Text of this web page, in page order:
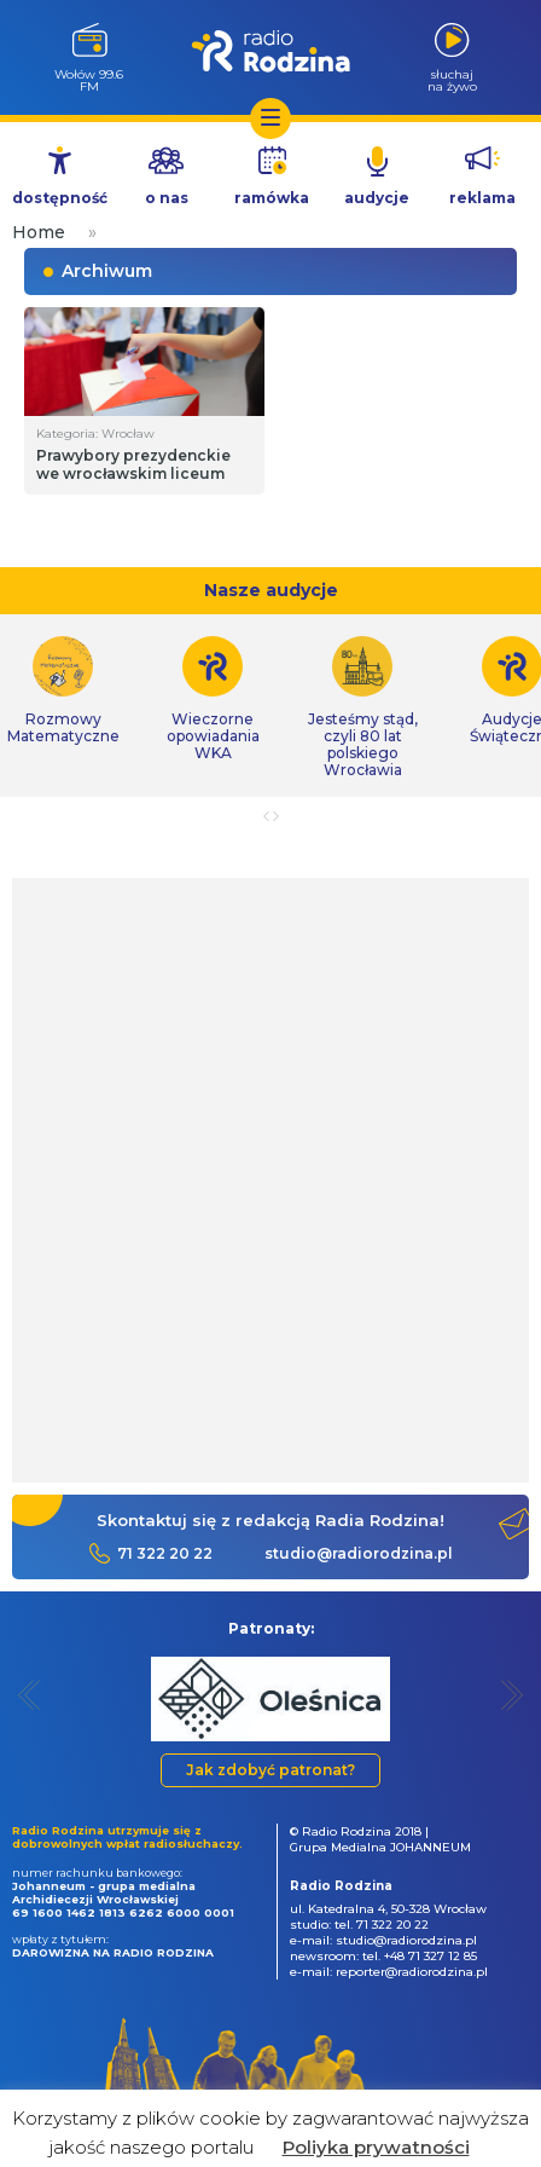
Przejdź
treści
Wołów 99.6
FM
słuchaj
na żywo
dostępność o nas ramówka audycje reklama
Home
»
Archiwum
Kategoria: Wrocław
Prawybory prezydenckie
we wrocławskim liceum
Nasze audycje
Rozmowy
Matematyczne
Wieczorne
opowiadania
WKA
Jesteśmy stąd,
czyli 80 lat
polskiego
Wrocławia
Audycje
Skontaktuj się z redakcją Radia Rodzina!
71 322 20 22 studio@radiorodzina.pl
Patronaty:
Jak zdobyć patronat?
Radio Rodzina utrzymuje się z
dobrowolnych wpłat radiosłuchaczy.
numer rachunku bankowego:
Johanneum - grupa medialna
Archidiecezji Wrocławskiej
69 1600 1462 1813 6262 6000 0001
wpłaty z tytułem:
DAROWIZNA NA RADIO RODZINA
© Radio Rodzina 2018 |
Grupa Medialna JOHANNEUM
Radio Rodzina
ul. Katedralna 4, 50-328 Wrocław
studio: tel. 71 322 20 22
e-mail: studio@radiorodzina.pl
newsroom: tel. +48 71 327 12 85
e-mail: reporter@radiorodzina.pl
Korzystamy z plików cookie by zagwarantować najwyższa
jakość naszego portalu
Poliyka prywatności